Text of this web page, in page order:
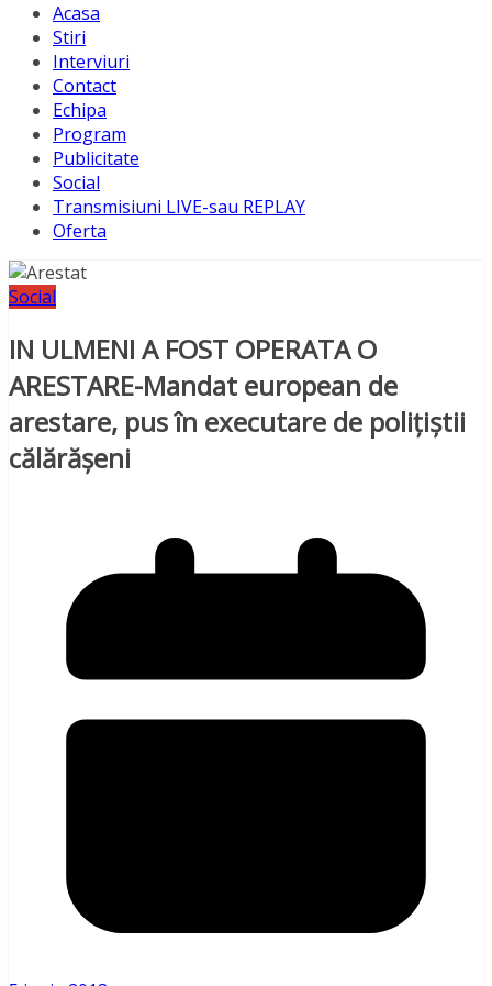
Acasa
Stiri
Interviuri
Contact
Echipa
Program
Publicitate
Social
Transmisiuni LIVE-sau REPLAY
Oferta
Social
IN ULMENI A FOST OPERATA O
ARESTARE-Mandat european de
arestare, pus în executare de poliţiştii
călărăşeni